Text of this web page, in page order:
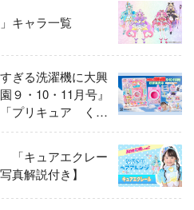
キャラ一覧
ぎる洗濯機に大興
・10・11月号』
プリキュア くる
「キュアエクレー
真解説付き】